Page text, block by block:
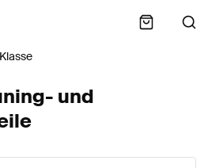
und